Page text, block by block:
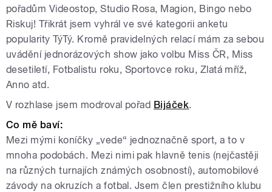
pořadům Videostop, Studio Rosa, Magion, Bingo nebo
Riskuj! Třikrát jsem vyhrál ve své kategorii anketu
popularity TýTý. Kromě pravidelných relací mám za sebou
uvádění jednorázových show jako volbu Miss ČR, Miss
desetiletí, Fotbalistu roku, Sportovce roku, Zlatá mříž,
Anno atd.
V rozhlase jsem modroval pořad Bijáček.
Co mě baví:
Mezi mými koníčky „vede“ jednoznačně sport, a to v
mnoha podobách. Mezi nimi pak hlavně tenis (nejčastěji
na různých turnajích známých osobností), automobilové
závody na okruzích a fotbal. Jsem člen prestižního klubu